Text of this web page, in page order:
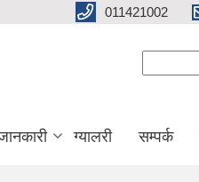
011421002
ग्यालरी सम्पर्क